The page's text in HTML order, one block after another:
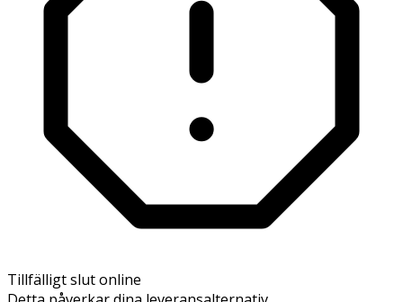
Tillfälligt slut online